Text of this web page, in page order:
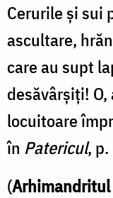
Cerurile și sui
ascultare,
care au supt
desăvârșiți!
locuitoare
în Patericul,
(